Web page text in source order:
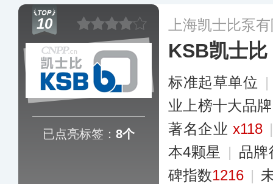
案，产品涵盖供热
水处理以及工业等
10
已点亮标签： 8个
上海凯士比泵
KSB凯士比
标准起草单位 |
业上榜十大品牌
著名企业 x118
本4颗星
| 品牌
碑指数1216 |